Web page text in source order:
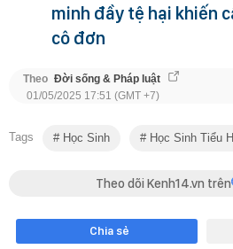
minh đầy tệ hại khiến
cô đơn
Theo Đời sống & Pháp luật
01/05/2025 17:51 (GMT +7)
Tags Học Sinh Học Sinh Tiểu
Theo dõi Kenh14.vn trên
Chia sẻ